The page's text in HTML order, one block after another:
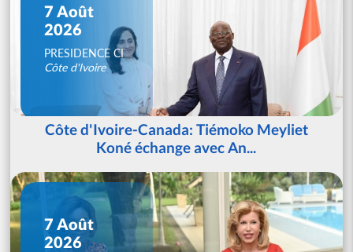
7 Août
2026
PRESIDENCE CI
Côte d'Ivoire
Côte d'Ivoire-Canada: Tiémoko Meyliet
Koné échange avec An...
7 Août
2026